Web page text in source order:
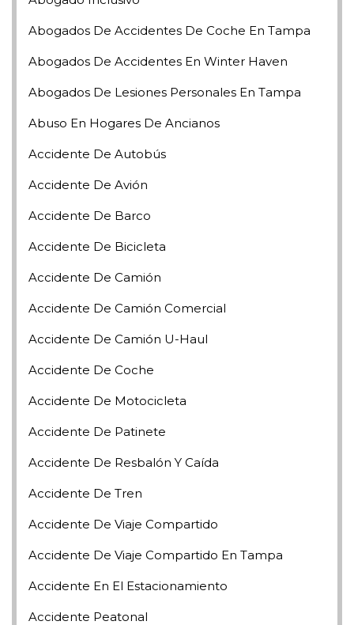
Abogados De Accidentes De Coche En Tampa
Abogados De Accidentes En Winter Haven
Abogados De Lesiones Personales En Tampa
Abuso En Hogares De Ancianos
Accidente De Autobús
Accidente De Avión
Accidente De Barco
Accidente De Bicicleta
Accidente De Camión
Accidente De Camión Comercial
Accidente De Camión U-Haul
Accidente De Coche
Accidente De Motocicleta
Accidente De Patinete
Accidente De Resbalón Y Caída
Accidente De Tren
Accidente De Viaje Compartido
Accidente De Viaje Compartido En Tampa
Accidente En El Estacionamiento
Accidente Peatonal